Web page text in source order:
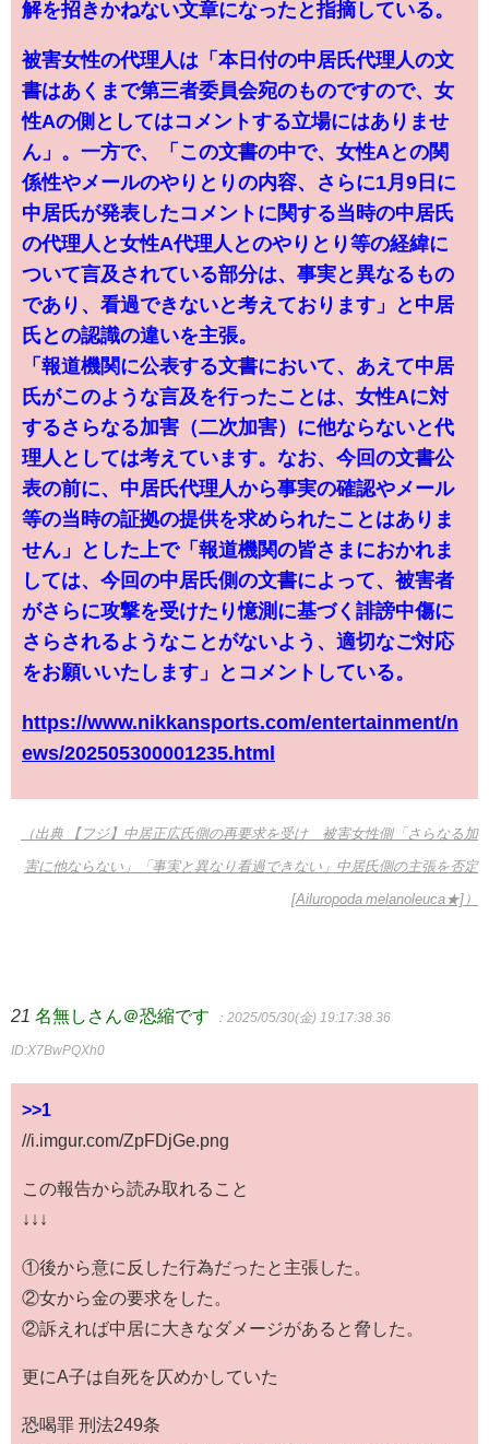
解を招きかねない文章になったと指摘している。
被害女性の代理人は「本日付の中居氏代理人の文
書はあくまで第三者委員会宛のものですので、女
性Aの側としてはコメントする立場にはありませ
ん」。一方で、「この文書の中で、女性Aとの関
係性やメールのやりとりの内容、さらに1月9日に
中居氏が発表したコメントに関する当時の中居氏
の代理人と女性A代理人とのやりとり等の経緯に
ついて言及されている部分は、事実と異なるもの
であり、看過できないと考えております」と中居
氏との認識の違いを主張。
「報道機関に公表する文書において、あえて中居
氏がこのような言及を行ったことは、女性Aに対
するさらなる加害（二次加害）に他ならないと代
理人としては考えています。なお、今回の文書公
表の前に、中居氏代理人から事実の確認やメール
等の当時の証拠の提供を求められたことはありま
せん」とした上で「報道機関の皆さまにおかれま
しては、今回の中居氏側の文書によって、被害者
がさらに攻撃を受けたり憶測に基づく誹謗中傷に
さらされるようなことがないよう、適切なご対応
をお願いいたします」とコメントしている。
https://www.nikkansports.com/entertainment/n
ews/202505300001235.html
（出典 【フジ】中居正広氏側の再要求を受け 被害女性側「さらなる加
害に他ならない」「事実と異なり看過できない」中居氏側の主張を否定
[Ailuropoda melanoleuca★]）
21 名無しさん＠恐縮です ：2025/05/30(金) 19:17:38.36
ID:X7BwPQXh0
>>1
//i.imgur.com/ZpFDjGe.png
この報告から読み取れること
↓↓↓
①後から意に反した行為だったと主張した。
②女から金の要求をした。
②訴えれば中居に大きなダメージがあると脅した。
更にA子は自死を仄めかしていた
恐喝罪 刑法249条